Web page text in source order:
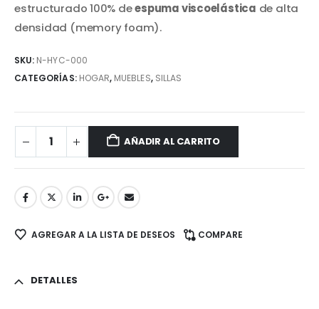
estructurado 100% deespuma viscoelástica de alta
densidad (memory foam).
SKU: N-HYC-000
CATEGORÍAS: HOGAR, MUEBLES, SILLAS
AÑADIR AL CARRITO
AGREGAR A LA LISTA DE DESEOS COMPARE
DETALLES